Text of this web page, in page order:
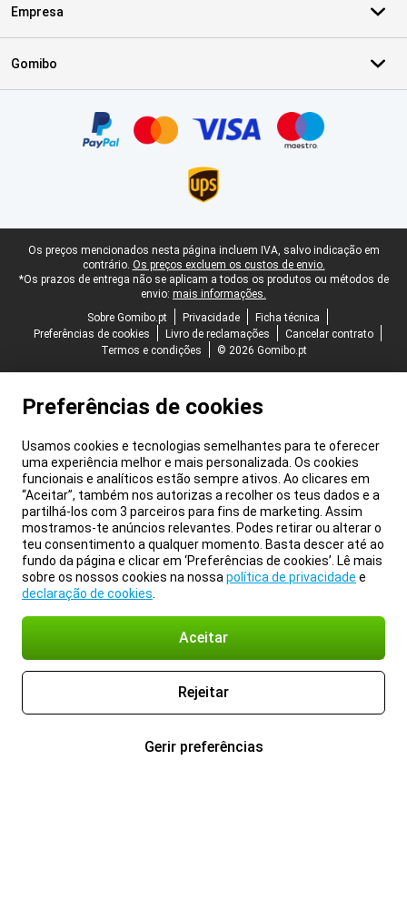
Empresa
Gomibo
Rodapé legal
Os preços mencionados nesta página incluem IVA, salvo indicação em
contrário. Os preços excluem os custos de envio.
*Os prazos de entrega não se aplicam a todos os produtos ou métodos de
envio: mais informações.
Sobre Gomibo.pt
Privacidade
Ficha técnica
Preferências de cookies
Livro de reclamações
Cancelar contrato
Termos e condições
© 2026 Gomibo.pt
Preferências de cookies
Usamos cookies e tecnologias semelhantes para te oferecer
uma experiência melhor e mais personalizada. Os cookies
funcionais e analíticos estão sempre ativos. Ao clicares em
“Aceitar”, também nos autorizas a recolher os teus dados e a
partilhá-los com 3 parceiros para fins de marketing. Assim
mostramos-te anúncios relevantes. Podes retirar ou alterar o
teu consentimento a qualquer momento. Basta descer até ao
fundo da página e clicar em ‘Preferências de cookies’. Lê mais
sobre os nossos cookies na nossa política de privacidade e
declaração de cookies
Aceitar
Rejeitar
Gerir preferências